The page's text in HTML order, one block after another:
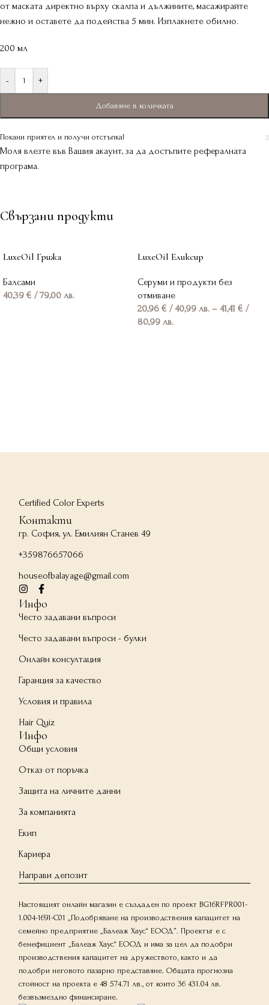
от маската директно върху скалпа и дължините, масажирайте
нежно и оставете да подейства 5 мин. Изплакнете обилно.
200 мл
- +
Добавяне в количката
Покани приятел и получи отстъпка!
Моля влезте във Вашия акаунт, за да достъпите рефералната
програма.
Свързани продукти
LuxeOil Грижа
Балсами
40,39 € / 79,00 лв.
LuxeOil Еликсир
Серуми и продукти без
отмиване
20,96 € / 40,99 лв. – 41,41 € /
80,99 лв.
Certified Color Experts
Контакти
гр. София, ул. Емилиян Станев 49
+359876657066
houseofbalayage@gmail.com
Инфо
Често задавани въпроси
Често задавани въпроси - булки
Онлайн консултация
Гаранция за качество
Условия и правила
Hair Quiz
Инфо
Общи условия
Отказ от поръчка
Защита на личните данни
За компанията
Екип
Кариера
Направи депозит
Настоящият онлайн магазин е създаден по проект BG16RFPR001-
1.004-1691-C01 „Подобряване на производствения капацитет на
семейно предприятие „Балеаж Хаус“ ЕООД”. Проектът е с
бенефициент „Балеаж Хаус“ ЕООД и има за цел да подобри
производствения капацитет на дружеството, както и да
подобри неговото пазарно представяне. Общата прогнозна
стойност на проекта е 48 574.71 лв., от които 36 431.04 лв.
безвъзмездно финансиране.